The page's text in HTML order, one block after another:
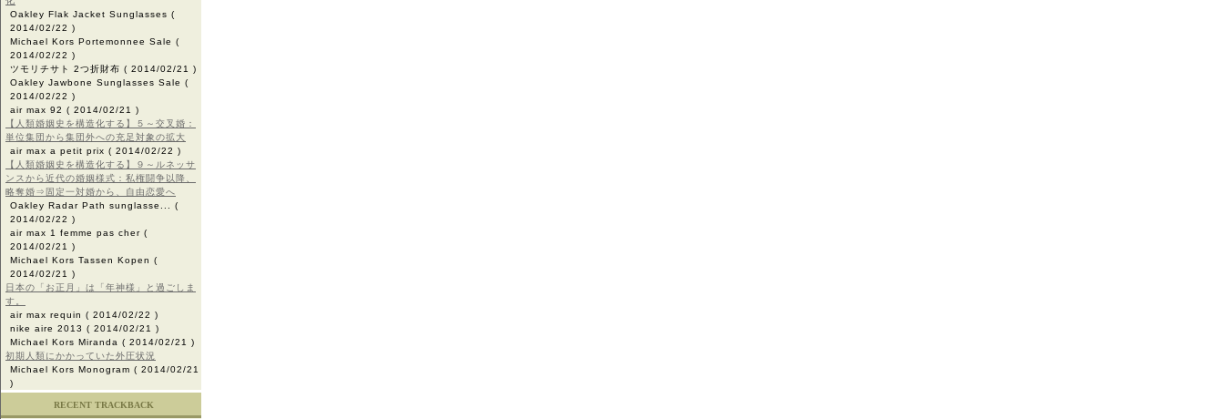
Oakley Flak Jacket Sunglasses (
2014/02/22 )
Michael Kors Portemonnee Sale (
2014/02/22 )
ツモリチサト 2つ折財布 ( 2014/02/21 )
Oakley Jawbone Sunglasses Sale (
2014/02/22 )
air max 92 ( 2014/02/21 )
【人類婚姻史を構造化する】５～交叉婚：
単位集団から集団外への充足対象の拡大
air max a petit prix ( 2014/02/22 )
【人類婚姻史を構造化する】９～ルネッサ
ンスから近代の婚姻様式：私権闘争以降、
略奪婚⇒固定一対婚から、自由恋愛へ
Oakley Radar Path sunglasse... (
2014/02/22 )
air max 1 femme pas cher (
2014/02/21 )
Michael Kors Tassen Kopen (
2014/02/21 )
日本の「お正月」は「年神様」と過ごしま
す。
air max requin ( 2014/02/22 )
nike aire 2013 ( 2014/02/21 )
Michael Kors Miranda ( 2014/02/21 )
初期人類にかかっていた外圧状況
Michael Kors Monogram ( 2014/02/21
)
RECENT TRACKBACK